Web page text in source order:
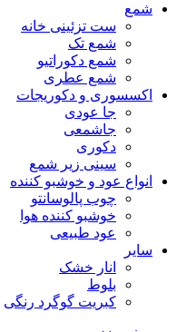
شمع
ست تزئینی خانه
شمع تک
شمع دکوراتیو
شمع عطری
اکسسوری و دکوریجات
جا عودی
جاشمعی
دکوری
سینی زیر شمع
انواع عود و خوشبو کننده
چوب پالوسانتو
خوشبو کننده هوا
عود طبیعی
سایر
انار خشک
بلوط
کبریت گوگرد رنگی